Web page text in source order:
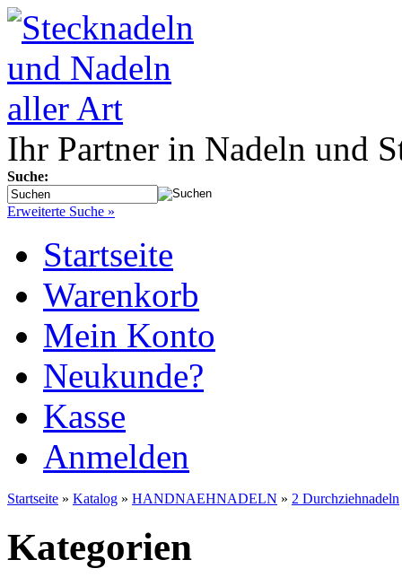
Ihr Partner in Nadeln und
Suche:
Erweiterte Suche »
Startseite
Warenkorb
Mein Konto
Neukunde?
Kasse
Anmelden
Startseite » Katalog » HANDNAEHNADELN » 2 Durchziehnadeln
Kategorien